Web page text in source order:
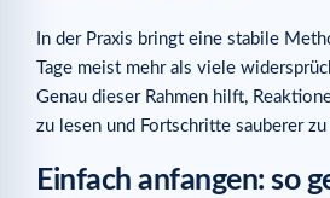
In der Praxis bringt eine stabile
Tage meist mehr als viele
Genau dieser Rahmen hilft,
zu lesen und Fortschritte sauberer
Einfach anfangen: so